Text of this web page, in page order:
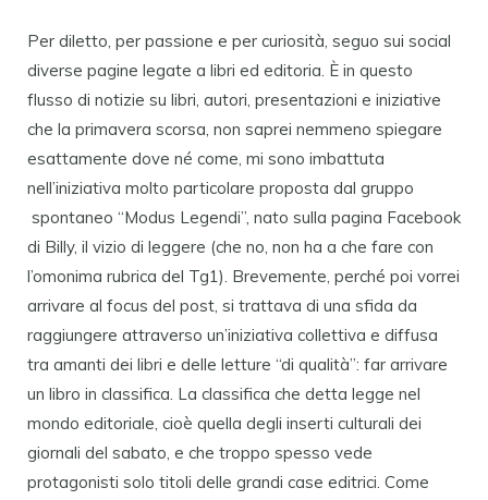
Per diletto, per passione e per curiosità, seguo sui social
diverse pagine legate a libri ed editoria. È in questo
flusso di notizie su libri, autori, presentazioni e iniziative
che la primavera scorsa, non saprei nemmeno spiegare
esattamente dove né come, mi sono imbattuta
nell’iniziativa molto particolare proposta dal gruppo
spontaneo “Modus Legendi”, nato sulla pagina Facebook
di Billy, il vizio di leggere (che no, non ha a che fare con
l’omonima rubrica del Tg1). Brevemente, perché poi vorrei
arrivare al focus del post, si trattava di una sfida da
raggiungere attraverso un’iniziativa collettiva e diffusa
tra amanti dei libri e delle letture “di qualità”: far arrivare
un libro in classifica. La classifica che detta legge nel
mondo editoriale, cioè quella degli inserti culturali dei
giornali del sabato, e che troppo spesso vede
protagonisti solo titoli delle grandi case editrici. Come